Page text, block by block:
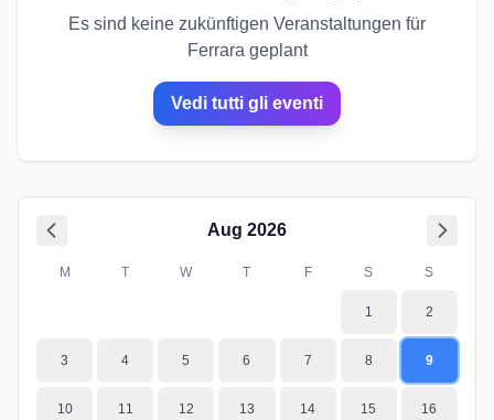
Es sind keine zukünftigen Veranstaltungen für
Ferrara geplant
Vedi tutti gli eventi
Aug 2026
M T W T F S S
1 2
3 4 5 6 7 8 9
10 11 12 13 14 15 16